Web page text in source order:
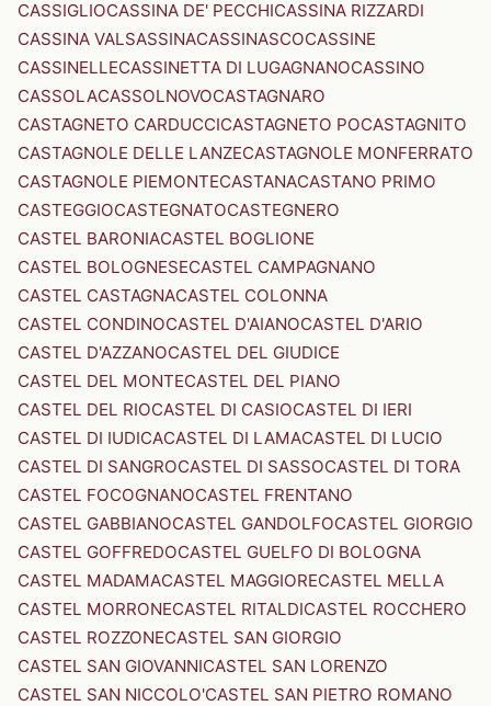
CASSIGLIOCASSINA DE' PECCHICASSINA RIZZARDI
CASSINA VALSASSINACASSINASCOCASSINE
CASSINELLECASSINETTA DI LUGAGNANOCASSINO
CASSOLACASSOLNOVOCASTAGNARO
CASTAGNETO CARDUCCICASTAGNETO POCASTAGNITO
CASTAGNOLE DELLE LANZECASTAGNOLE MONFERRATO
CASTAGNOLE PIEMONTECASTANACASTANO PRIMO
CASTEGGIOCASTEGNATOCASTEGNERO
CASTEL BARONIACASTEL BOGLIONE
CASTEL BOLOGNESECASTEL CAMPAGNANO
CASTEL CASTAGNACASTEL COLONNA
CASTEL CONDINOCASTEL D'AIANOCASTEL D'ARIO
CASTEL D'AZZANOCASTEL DEL GIUDICE
CASTEL DEL MONTECASTEL DEL PIANO
CASTEL DEL RIOCASTEL DI CASIOCASTEL DI IERI
CASTEL DI IUDICACASTEL DI LAMACASTEL DI LUCIO
CASTEL DI SANGROCASTEL DI SASSOCASTEL DI TORA
CASTEL FOCOGNANOCASTEL FRENTANO
CASTEL GABBIANOCASTEL GANDOLFOCASTEL GIORGIO
CASTEL GOFFREDOCASTEL GUELFO DI BOLOGNA
CASTEL MADAMACASTEL MAGGIORECASTEL MELLA
CASTEL MORRONECASTEL RITALDICASTEL ROCCHERO
CASTEL ROZZONECASTEL SAN GIORGIO
CASTEL SAN GIOVANNICASTEL SAN LORENZO
CASTEL SAN NICCOLO'CASTEL SAN PIETRO ROMANO